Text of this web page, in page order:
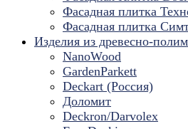
Фасадная плитка
Фасадная плитка
Изделия из древесно-
NanoWood
GardenParkett
Deckart (Россия)
Доломит
Deckron/Darvolex